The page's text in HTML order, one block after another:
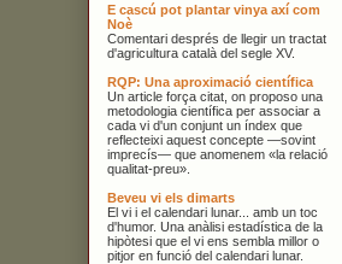
E cascú pot plantar vinya axí com
Noè
Comentari després de llegir un tractat
d'agricultura català del segle XV.
RQP: Una aproximació científica
Un article força citat, on proposo una
metodologia científica per associar a
cada vi d'un conjunt un índex que
reflecteixi aquest concepte —sovint
imprecís— que anomenem «la relació
qualitat-preu».
Beveu vi els dimarts
El vi i el calendari lunar... amb un toc
d'humor. Una anàlisi estadística de la
hipòtesi que el vi ens sembla millor o
pitjor en funció del calendari lunar.